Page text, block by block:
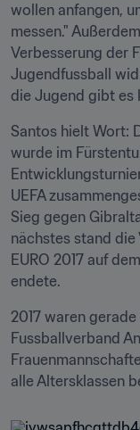
wollen anfangen,
messen."
Verbesserung der
Jugendfussball
die Jugend gibt es
Santos hielt Wort:
wurde im
UEFA
Sieg gegen
nächstes stand
EURO 2017 auf
endete.
2017 waren
Fussballverband
alle Altersklassen